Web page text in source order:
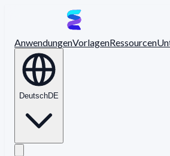
AnwendungenVorlagenRessourcen
DeutschDE